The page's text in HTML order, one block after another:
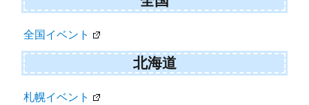
全国イベント
北海道
札幌イベント